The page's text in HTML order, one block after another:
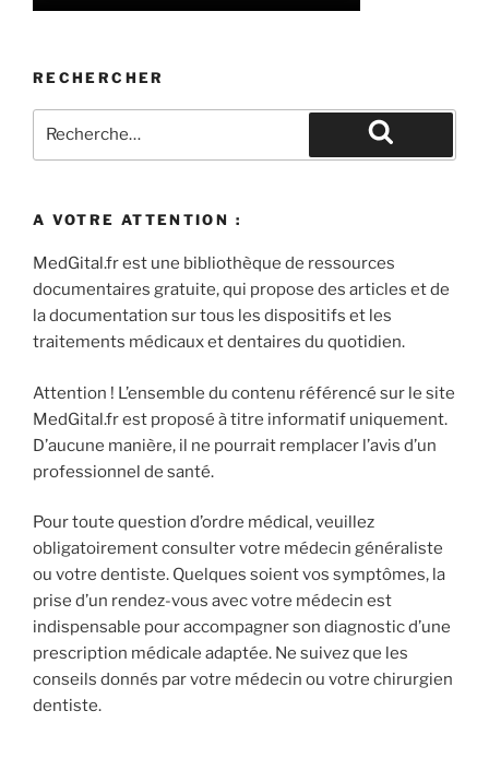
RECHERCHER
pour
Recherche
A VOTRE ATTENTION :
MedGital.fr est une bibliothèque de ressources
documentaires gratuite, qui propose des articles et de
la documentation sur tous les dispositifs et les
traitements médicaux et dentaires du quotidien.
Attention ! L’ensemble du contenu référencé sur le site
MedGital.fr est proposé à titre informatif uniquement.
D’aucune manière, il ne pourrait remplacer l’avis d’un
professionnel de santé.
Pour toute question d’ordre médical, veuillez
obligatoirement consulter votre médecin généraliste
ou votre dentiste. Quelques soient vos symptômes, la
prise d’un rendez-vous avec votre médecin est
indispensable pour accompagner son diagnostic d’une
prescription médicale adaptée. Ne suivez que les
conseils donnés par votre médecin ou votre chirurgien
dentiste.